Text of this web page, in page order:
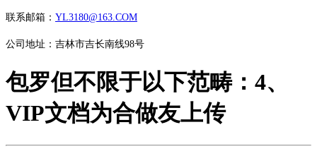
联系邮箱： YL3180@163.COM
公司地址：吉林市吉长南线98号
包罗但不限于以下范畴：4、
VIP文档为合做友上传